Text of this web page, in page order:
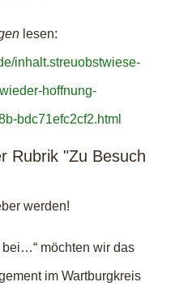
lesen:
inhalt.streuobstwiese-
hoffnung-
bdc71efc2cf2.html
Rubrik "Zu Besuch
werden!
bei…“ möchten wir das
im Wartburgkreis